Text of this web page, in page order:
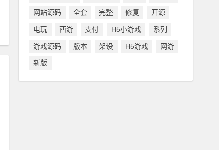
网站源码 全套 完整 修复 开源
电玩 西游 支付 H5小游戏 系列
游戏源码 版本 架设 H5游戏 网游
新版